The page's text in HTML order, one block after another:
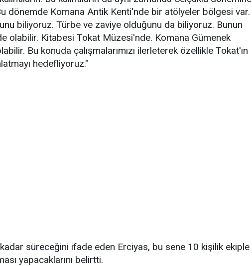
dönemde Komana Antik Kenti'nde bir atölyeler bölgesi var.
biliyoruz. Türbe ve zaviye olduğunu da biliyoruz. Bunun
olabilir. Kitabesi Tokat Müzesi'nde. Komana Gümenek
Bu konuda çalışmalarımızı ilerleterek özellikle Tokat'ın
hedefliyoruz."
kadar süreceğini ifade eden Erciyas, bu sene 10 kişilik ekiple
yapacaklarını belirtti.